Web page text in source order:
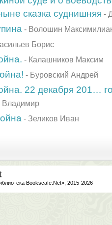
сказка суднишняя -
- Волошин
Борис
- Калашников Максим
- Буровский Андрей
22 декабря 201…
Владимир
- Зеликов Иван
Bookscafe.Net», 2015-2026